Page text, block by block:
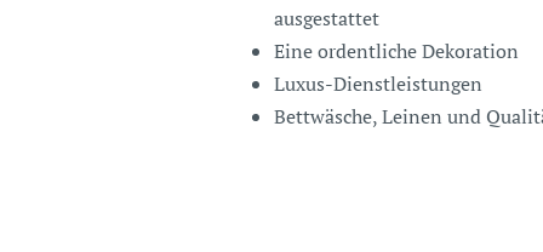
ausgestattet
Eine ordentliche Dekoration
Luxus-Dienstleistungen
Bettwäsche, Leinen und